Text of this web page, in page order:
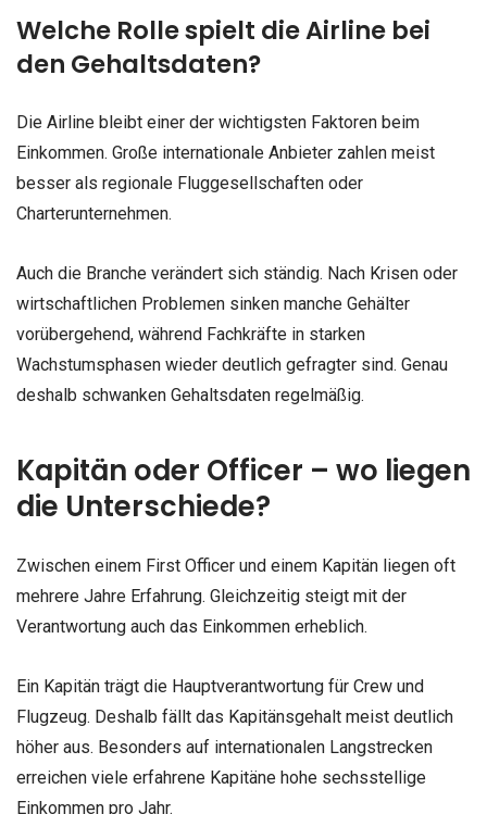
Welche Rolle spielt die Airline bei
den Gehaltsdaten?
Die Airline bleibt einer der wichtigsten Faktoren beim
Einkommen. Große internationale Anbieter zahlen meist
besser als regionale Fluggesellschaften oder
Charterunternehmen.
Auch die Branche verändert sich ständig. Nach Krisen oder
wirtschaftlichen Problemen sinken manche Gehälter
vorübergehend, während Fachkräfte in starken
Wachstumsphasen wieder deutlich gefragter sind. Genau
deshalb schwanken Gehaltsdaten regelmäßig.
Kapitän oder Officer – wo liegen
die Unterschiede?
Zwischen einem First Officer und einem Kapitän liegen oft
mehrere Jahre Erfahrung. Gleichzeitig steigt mit der
Verantwortung auch das Einkommen erheblich.
Ein Kapitän trägt die Hauptverantwortung für Crew und
Flugzeug. Deshalb fällt das Kapitänsgehalt meist deutlich
höher aus. Besonders auf internationalen Langstrecken
erreichen viele erfahrene Kapitäne hohe sechsstellige
Einkommen pro Jahr.